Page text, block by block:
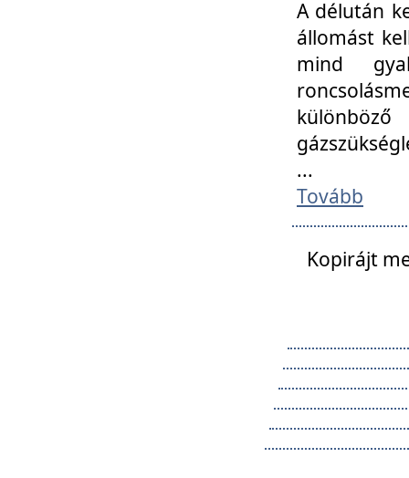
A délután
állomást
mind
...
Tovább
Kopirájt